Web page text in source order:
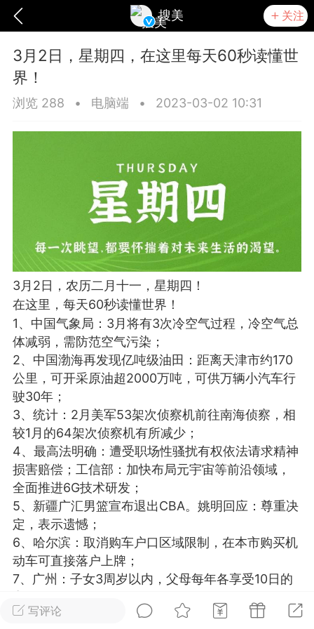
搜美 关注
爆汗熊 卡卡动能素 无创溶斑术
美业357 芯诗妍 卡卡美业
每次200金币 点击购买
师
脂
卡卡动能素
皇斯普拉雅
建术
DRYY面膜 微晶溶斑术
爆款平台 Lv.8 靓号
26 23:18
电脑端 美业资讯
闪充小白罐
本/双效闪充，养出紧致小白脸！一、项
充小白罐 = 闪充大白肌（仪器）× 草本
产品）×极光嫩肤啫喱（产品）这是一套
护...写评论
3月2日，星期四，在这里每天60秒读懂世
界！
浏览 288 • 电脑端 • 2023-03-02 10:31
3月2日，农历二月十一，星期四！
在这里，每天60秒读懂世界！
1、中国气象局：3月将有3次冷空气过程，冷空气总
体减弱，需防范空气污染；
2、中国渤海再发现亿吨级油田：距离天津市约170
公里，可开采原油超2000万吨，可供万辆小汽车行
驶30年；
3、统计：2月美军53架次侦察机前往南海侦察，相
较1月的64架次侦察机有所减少；
4、最高法明确：遭受职场性骚扰有权依法请求精神
损害赔偿；工信部：加快布局元宇宙等前沿领域，
全面推进6G技术研发；
5、新疆广汇男篮宣布退出CBA。姚明回应：尊重决
定，表示遗憾；
6、哈尔滨：取消购车户口区域限制，在本市购买机
动车可直接落户上牌；
7、广州：子女3周岁以内，父母每年各享受10日的
8、河南：3月1日起，调整”住院诊查费”等92个医疗